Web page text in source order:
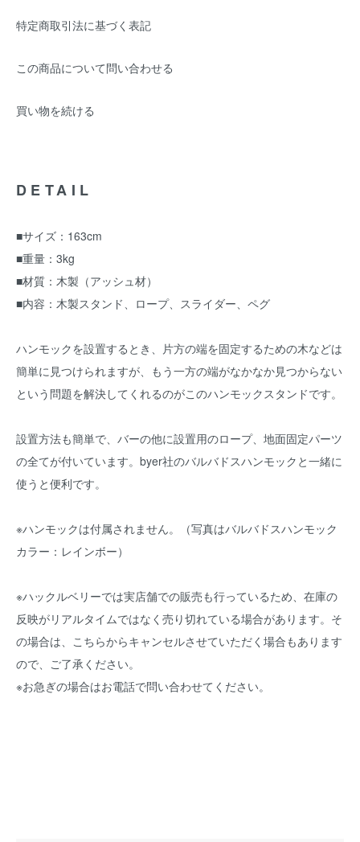
特定商取引法に基づく表記
この商品について問い合わせる
買い物を続ける
DETAIL
■サイズ：163cm
■重量：3kg
■材質：木製（アッシュ材）
■内容：木製スタンド、ロープ、スライダー、ペグ
ハンモックを設置するとき、片方の端を固定するための木などは
簡単に見つけられますが、もう一方の端がなかなか見つからない
という問題を解決してくれるのがこのハンモックスタンドです。
設置方法も簡単で、バーの他に設置用のロープ、地面固定パーツ
の全てが付いています。byer社のバルバドスハンモックと一緒に
使うと便利です。
※ハンモックは付属されません。（写真はバルバドスハンモック
カラー：レインボー）
※ハックルベリーでは実店舗での販売も行っているため、在庫の
反映がリアルタイムではなく売り切れている場合があります。そ
の場合は、こちらからキャンセルさせていただく場合もあります
ので、ご了承ください。
※お急ぎの場合はお電話で問い合わせてください。